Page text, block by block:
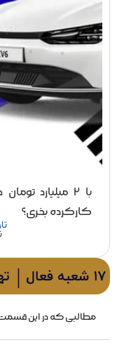
با ۲ میلیارد
کارکرده بخری؟
مطالبی که در این قسمت